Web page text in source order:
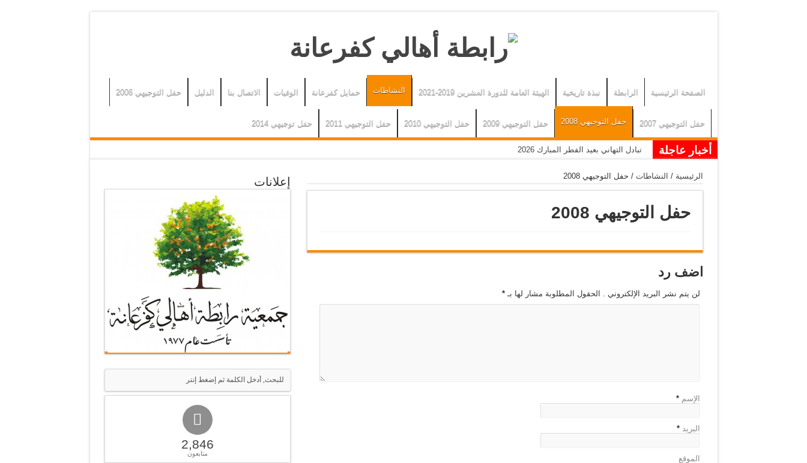
الصفحة الرئيسية الرابطة نبذة تاريخية الهيئة العامة للدورة العشرين 2019-2021 النشاطات حمايل كفرعانة الوفيات الاتصال بنا الدليل حفل التوجيهي 2006
حفل التوجيهي 2007 حفل التوجيهي 2008 حفل التوجيهي 2009 حفل التوجيهي 2010 حفل التوجيهي 2011 حفل توجيهي 2014
أخبار عاجلة تبادل التهاني بعيد الفطر المبارك 2026
تهنئة بمناسبة عيد الفطر المبارك 2026
ختام بطولة كفرعانة الثقافية السادسة
بطولة كفرعانة الثقافية السادسة
اللجنة الثقافية – هاشتاجات كفرعانة
الرئيسية / النشاطات / حفل التوجيهي 2008
حفل التوجيهي 2008
اضف رد
لن يتم نشر البريد الإلكتروني . الحقول المطلوبة مشار لها بـ*
الإسم *
البريد *
الموقع
إعلانات
2,846
متابعون